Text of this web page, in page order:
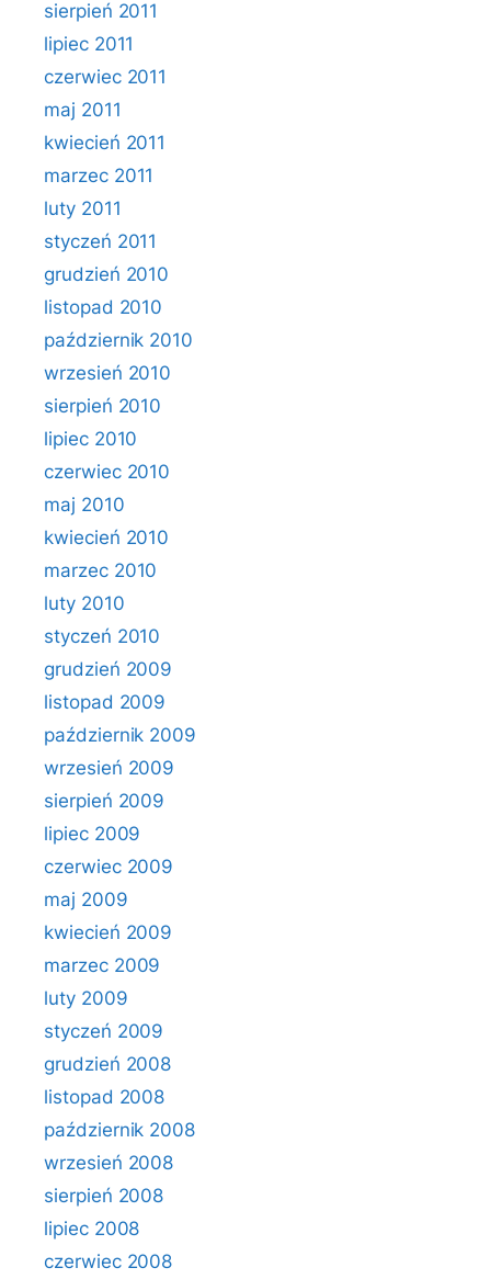
sierpień 2011
lipiec 2011
czerwiec 2011
maj 2011
kwiecień 2011
marzec 2011
luty 2011
styczeń 2011
grudzień 2010
listopad 2010
październik 2010
wrzesień 2010
sierpień 2010
lipiec 2010
czerwiec 2010
maj 2010
kwiecień 2010
marzec 2010
luty 2010
styczeń 2010
grudzień 2009
listopad 2009
październik 2009
wrzesień 2009
sierpień 2009
lipiec 2009
czerwiec 2009
maj 2009
kwiecień 2009
marzec 2009
luty 2009
styczeń 2009
grudzień 2008
listopad 2008
październik 2008
wrzesień 2008
sierpień 2008
lipiec 2008
czerwiec 2008